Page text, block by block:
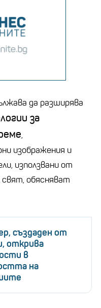
да разширява
за
,
изображения и
използвани от
свят, обясняват
създаден от
открива
в
на